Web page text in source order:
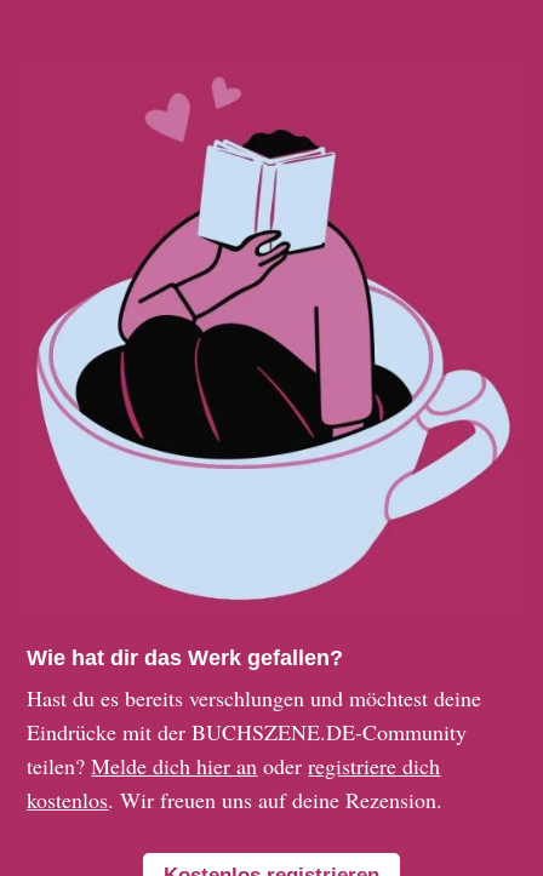
Wie hat dir das Werk gefallen?
Hast du es bereits verschlungen und möchtest deine
Eindrücke mit der BUCHSZENE.DE-Community
teilen?Melde dich hier an oderregistriere dich
kostenlos. Wir freuen uns auf deine Rezension.